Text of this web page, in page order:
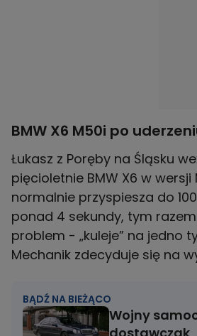
BMW X6 M50i po
Łukasz z Poręby na Śląsku
pięcioletnie BMW X6 w wersji
normalnie przyspiesza do
ponad 4 sekundy, tym
problem - „kuleje” na jedno
Mechanik zdecyduje się na
BĄDŹ NA BIEŻĄCO
Wojny